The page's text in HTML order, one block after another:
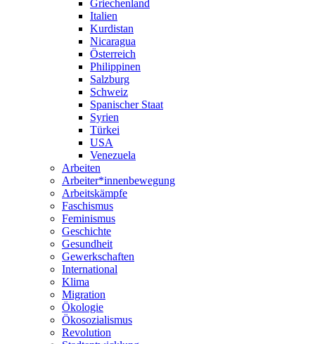
Griechenland
Italien
Kurdistan
Nicaragua
Österreich
Philippinen
Salzburg
Schweiz
Spanischer Staat
Syrien
Türkei
USA
Venezuela
Arbeiten
Arbeiter*innenbewegung
Arbeitskämpfe
Faschismus
Feminismus
Geschichte
Gesundheit
Gewerkschaften
International
Klima
Migration
Ökologie
Ökosozialismus
Revolution